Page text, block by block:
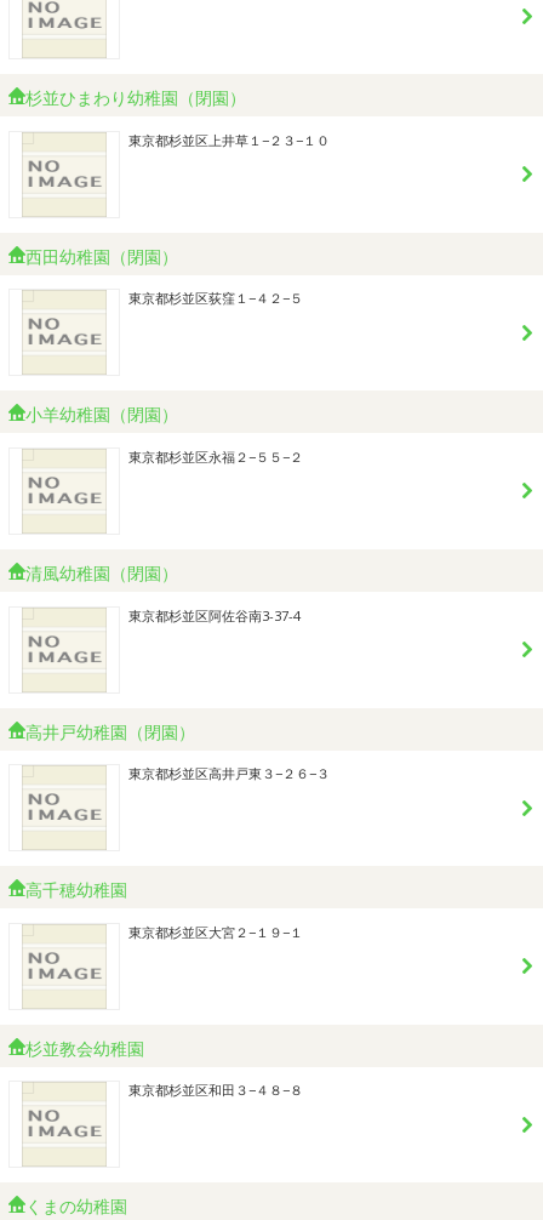
杉並ひまわり幼稚園（閉園）
東京都杉並区上井草１−２３−１０
西田幼稚園（閉園）
東京都杉並区荻窪１−４２−５
小羊幼稚園（閉園）
東京都杉並区永福２−５５−２
清風幼稚園（閉園）
東京都杉並区阿佐谷南3-37-4
高井戸幼稚園（閉園）
東京都杉並区高井戸東３−２６−３
高千穂幼稚園
東京都杉並区大宮２−１９−１
杉並教会幼稚園
東京都杉並区和田３−４８−８
くまの幼稚園